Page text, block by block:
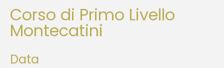
Corso di Primo Livello
Montecatini
Data